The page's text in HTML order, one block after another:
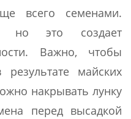
всего семенами.
но это создает
Важно, чтобы
майских
накрывать лунку
перед высадкой